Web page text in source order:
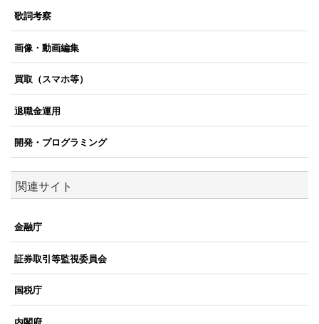
歌詞考察
画像・動画編集
買取（スマホ等）
退職金運用
開発・プログラミング
関連サイト
金融庁
証券取引等監視委員会
国税庁
内閣府